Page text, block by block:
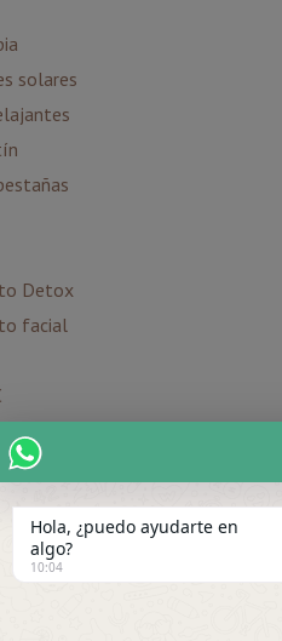
solares
Detox
facial
Hola, ¿puedo ayudarte en
algo?
10:04